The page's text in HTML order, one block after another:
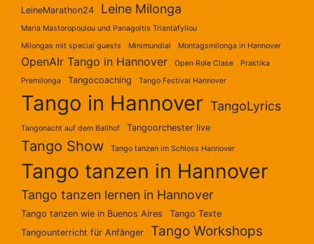
LeineMarathon24 Leine Milonga
Maria Mastoropoulou und Panagoitis Triantafyllou
Milongas mit special guests
Minimundial Montagsmilonga in Hannover
OpenAIr Tango in Hannover Open Role Clase
Praktika
Premilonga
Tangocoaching Tango Festival Hannover
Tango in Hannover TangoLyrics
Tangonacht auf dem Ballhof Tangoorchester live
Tango Show Tango tanzen im Schloss Hannover
Tango tanzen in Hannover
Tango tanzen lernen in Hannover
Tango tanzen wie in Buenos Aires
Tango Texte
Tangounterricht für Anfänger
Tango Workshops